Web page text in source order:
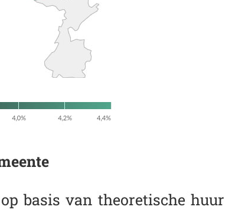
basis van theoretische huur